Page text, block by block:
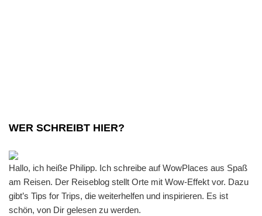
WER SCHREIBT HIER?
Hallo, ich heiße Philipp. Ich schreibe auf WowPlaces aus Spaß
am Reisen. Der Reiseblog stellt Orte mit Wow-Effekt vor. Dazu
gibt’s Tips for Trips, die weiterhelfen und inspirieren. Es ist
schön, von Dir gelesen zu werden.